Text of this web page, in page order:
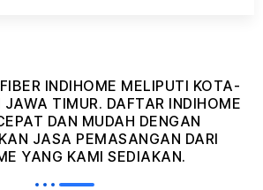
INDIHOME MELIPUTI KOTA-
JAWA TIMUR. DAFTAR INDIHOME
DAN MUDAH DENGAN
JASA PEMASANGAN DARI
YANG KAMI SEDIAKAN.